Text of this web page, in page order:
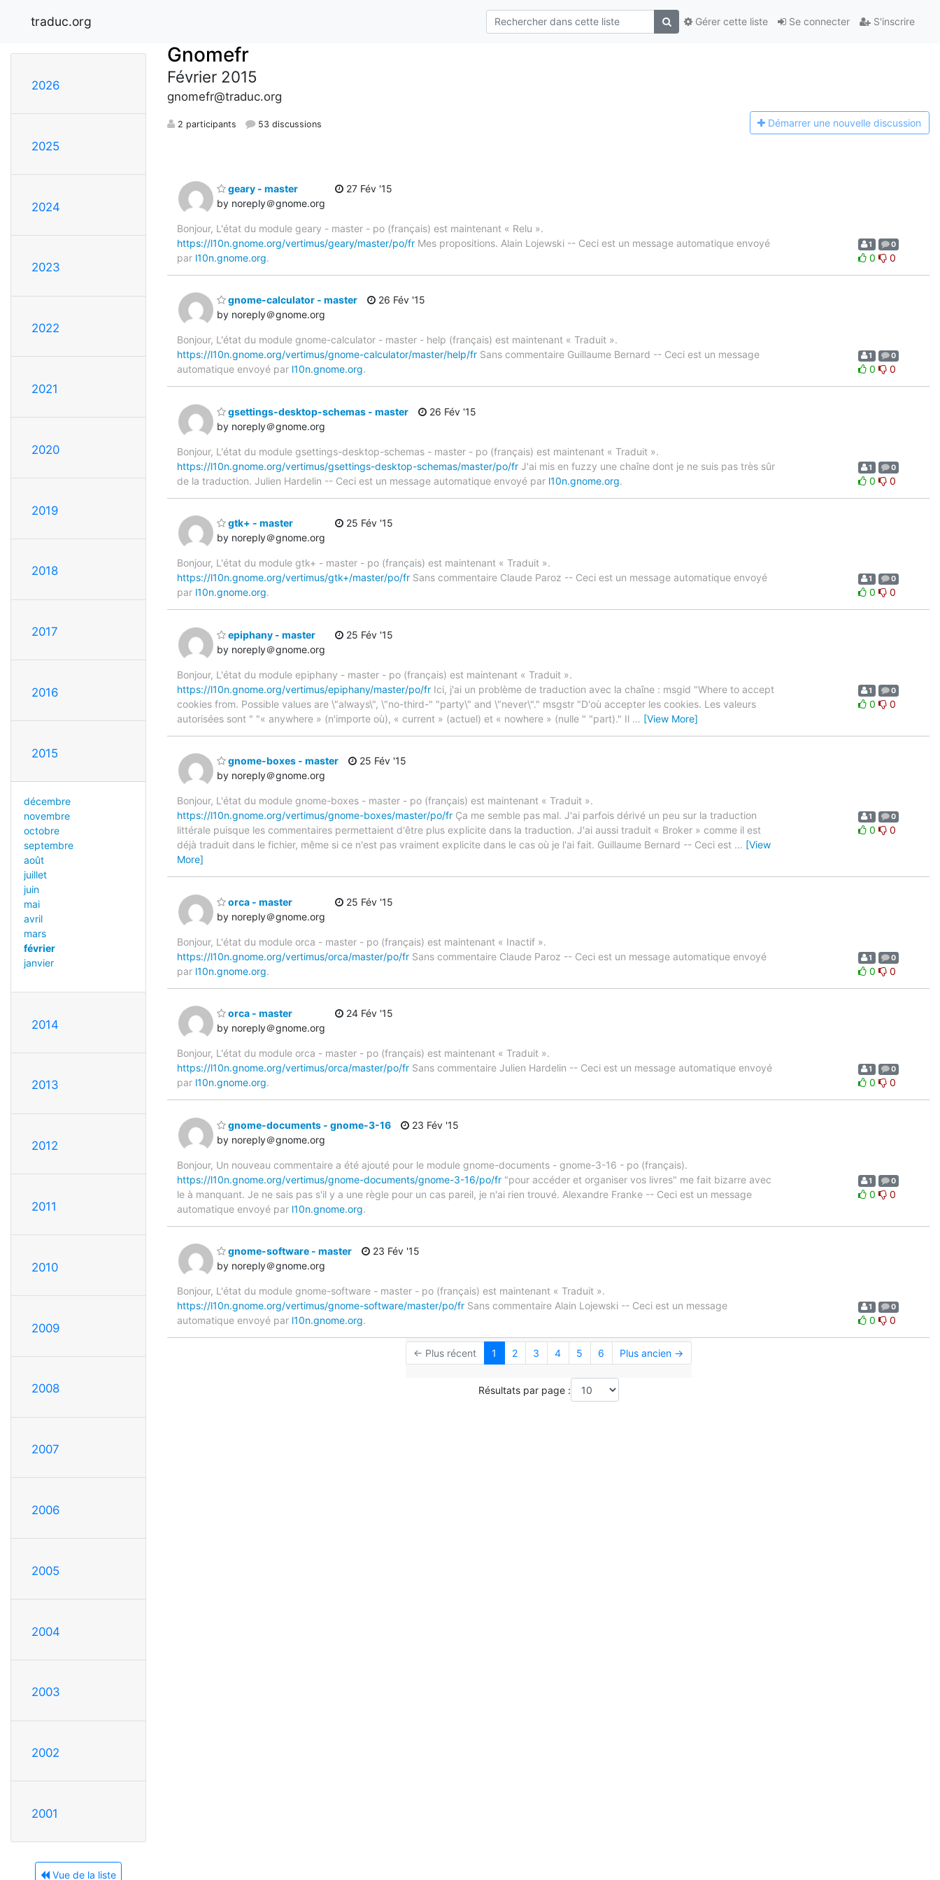
traduc.org Se connecter S'inscrire
Gérer cette liste
2026
2025
2024
2023
2022
2021
2020
2019
2018
2017
2016
2015
décembre
novembre
octobre
septembre
août
juillet
juin
mai
avril
mars
février
janvier
2014
2013
2012
2011
2010
2009
2008
2007
2006
2005
2004
2003
2002
2001
Vue de la liste
Gnomefr
Février 2015
gnomefr@traduc.org
2 participants 53 discussions Démarrer une nouvelle discussion
geary - master
by noreply＠gnome.org
27 Fév '15
Bonjour, L'état du module geary - master - po (français) est maintenant « Relu ».
https://l10n.gnome.org/vertimus/geary/master/po/fr Mes propositions. Alain Lojewski -- Ceci est un message automatique envoyé
par l10n.gnome.org.
1 0
0 0
gnome-calculator - master
by noreply＠gnome.org
26 Fév '15
Bonjour, L'état du module gnome-calculator - master - help (français) est maintenant « Traduit ».
https://l10n.gnome.org/vertimus/gnome-calculator/master/help/fr Sans commentaire Guillaume Bernard -- Ceci est un message
automatique envoyé par l10n.gnome.org.
1 0
0 0
gsettings-desktop-schemas - master
by noreply＠gnome.org
26 Fév '15
Bonjour, L'état du module gsettings-desktop-schemas - master - po (français) est maintenant « Traduit ».
https://l10n.gnome.org/vertimus/gsettings-desktop-schemas/master/po/fr J'ai mis en fuzzy une chaîne dont je ne suis pas très sûr
de la traduction. Julien Hardelin -- Ceci est un message automatique envoyé par l10n.gnome.org.
1 0
0 0
gtk+ - master
by noreply＠gnome.org
25 Fév '15
Bonjour, L'état du module gtk+ - master - po (français) est maintenant « Traduit ».
https://l10n.gnome.org/vertimus/gtk+/master/po/fr Sans commentaire Claude Paroz -- Ceci est un message automatique envoyé
par l10n.gnome.org.
1 0
0 0
epiphany - master
by noreply＠gnome.org
25 Fév '15
Bonjour, L'état du module epiphany - master - po (français) est maintenant « Traduit ».
https://l10n.gnome.org/vertimus/epiphany/master/po/fr Ici, j'ai un problème de traduction avec la chaîne : msgid "Where to accept
cookies from. Possible values are \"always\", \"no-third-" "party\" and \"never\"." msgstr "D'où accepter les cookies. Les valeurs
autorisées sont " "« anywhere » (n'importe où), « current » (actuel) et « nowhere » (nulle " "part)." Il … [View More]
1 0
0 0
gnome-boxes - master
by noreply＠gnome.org
25 Fév '15
Bonjour, L'état du module gnome-boxes - master - po (français) est maintenant « Traduit ».
https://l10n.gnome.org/vertimus/gnome-boxes/master/po/fr Ça me semble pas mal. J'ai parfois dérivé un peu sur la traduction
littérale puisque les commentaires permettaient d'être plus explicite dans la traduction. J'ai aussi traduit « Broker » comme il est
déjà traduit dans le fichier, même si ce n'est pas vraiment explicite dans le cas où je l'ai fait. Guillaume Bernard -- Ceci est … [View
More]
1 0
0 0
orca - master
by noreply＠gnome.org
25 Fév '15
Bonjour, L'état du module orca - master - po (français) est maintenant « Inactif ».
https://l10n.gnome.org/vertimus/orca/master/po/fr Sans commentaire Claude Paroz -- Ceci est un message automatique envoyé
par l10n.gnome.org.
1 0
0 0
orca - master
by noreply＠gnome.org
24 Fév '15
Bonjour, L'état du module orca - master - po (français) est maintenant « Traduit ».
https://l10n.gnome.org/vertimus/orca/master/po/fr Sans commentaire Julien Hardelin -- Ceci est un message automatique envoyé
par l10n.gnome.org.
1 0
0 0
gnome-documents - gnome-3-16
by noreply＠gnome.org
23 Fév '15
Bonjour, Un nouveau commentaire a été ajouté pour le module gnome-documents - gnome-3-16 - po (français).
https://l10n.gnome.org/vertimus/gnome-documents/gnome-3-16/po/fr "pour accéder et organiser vos livres" me fait bizarre avec
le à manquant. Je ne sais pas s'il y a une règle pour un cas pareil, je n'ai rien trouvé. Alexandre Franke -- Ceci est un message
automatique envoyé par l10n.gnome.org.
1 0
0 0
gnome-software - master
by noreply＠gnome.org
23 Fév '15
Bonjour, L'état du module gnome-software - master - po (français) est maintenant « Traduit ».
https://l10n.gnome.org/vertimus/gnome-software/master/po/fr Sans commentaire Alain Lojewski -- Ceci est un message
automatique envoyé par l10n.gnome.org.
1 0
0 0
← Plus récent 1 2 3 4 5 6 Plus ancien →
Résultats par page :